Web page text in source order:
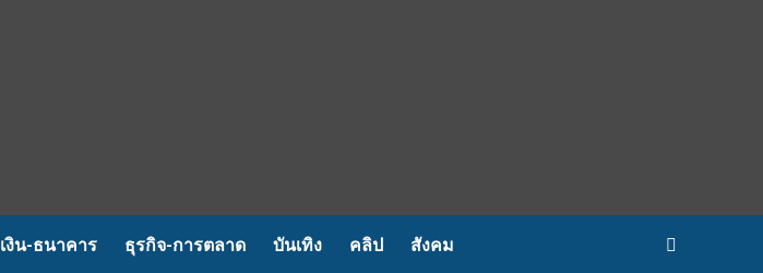
งิน-ธนาคาร ธุรกิจ-การตลาด บันเทิง คลิป สังคม